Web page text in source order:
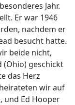
Jahr.
Er war 1946
nachdem er
besucht hatte.
beide nicht,
(Ohio) geschickt
das Herz
wir auf
und Ed Hooper